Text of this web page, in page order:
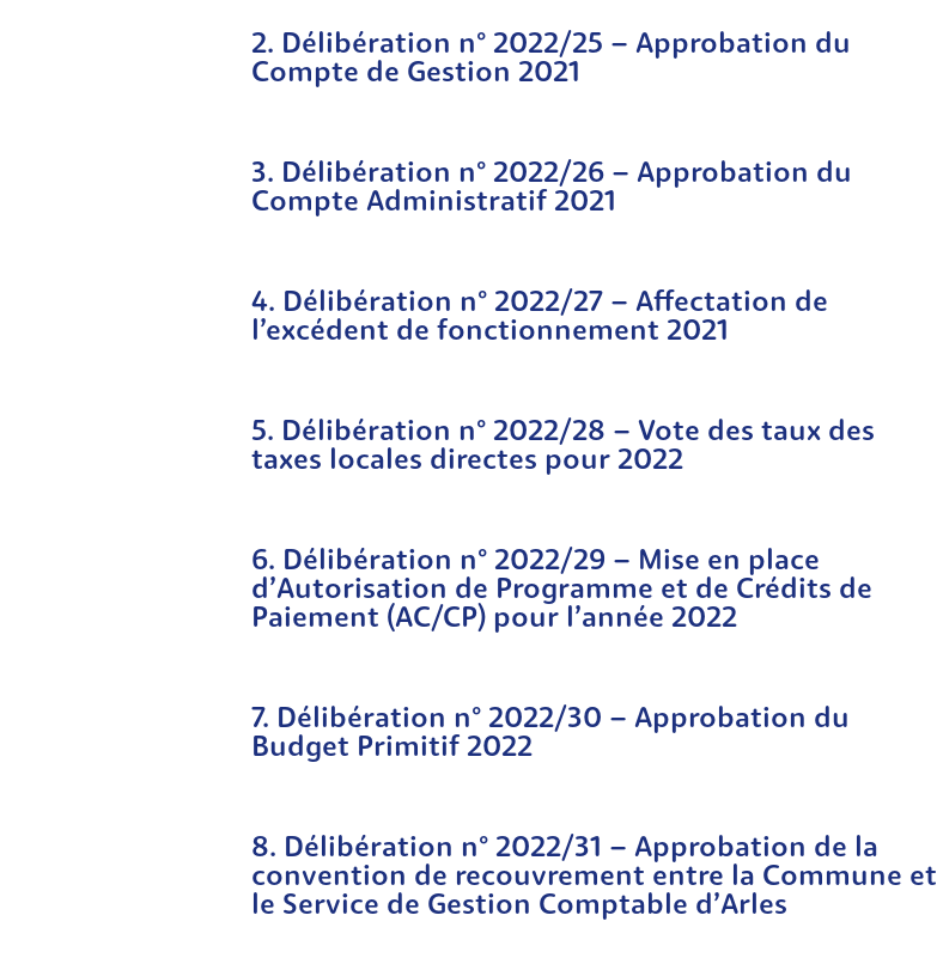
2. Délibération n° 2022/25 – Approbation du
Compte de Gestion 2021
3. Délibération n° 2022/26 – Approbation du
Compte Administratif 2021
4. Délibération n° 2022/27 – Affectation de
l’excédent de fonctionnement 2021
5. Délibération n° 2022/28 – Vote des taux des
taxes locales directes pour 2022
6. Délibération n° 2022/29 – Mise en place
d’Autorisation de Programme et de Crédits de
Paiement (AC/CP) pour l’année 2022
7. Délibération n° 2022/30 – Approbation du
Budget Primitif 2022
8. Délibération n° 2022/31 – Approbation de la
convention de recouvrement entre la Commune et
le Service de Gestion Comptable d’Arles